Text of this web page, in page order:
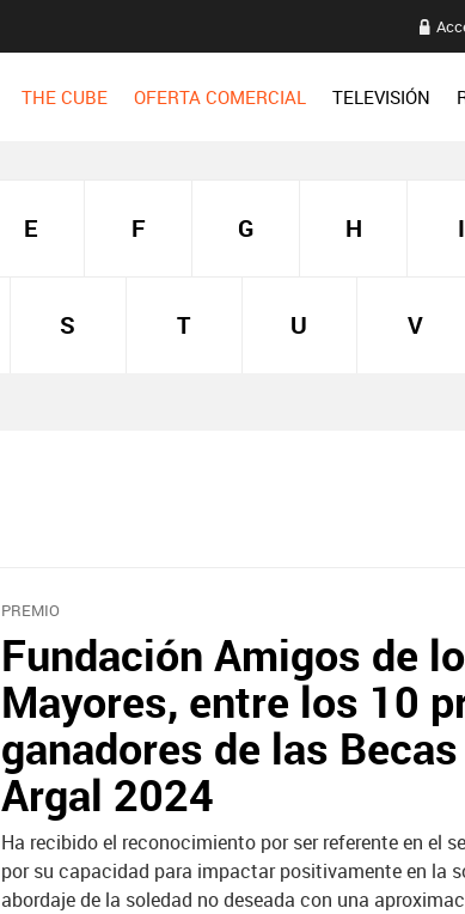
THE CUBE OFERTA COMERCIAL TELEVISIÓN
E F G H I
S T U V
PREMIO
Fundación Amigos de
Mayores, entre los 10
ganadores de las
Argal 2024
Ha recibido el reconocimiento por ser referente en el
por su capacidad para impactar positivamente en la
abordaje de la soledad no deseada con una